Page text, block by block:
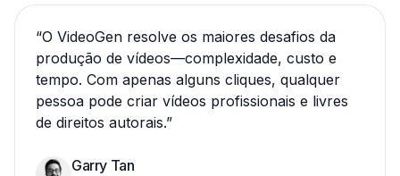
“O VideoGen resolve os maiores desafios da
produção de vídeos—complexidade, custo e
tempo. Com apenas alguns cliques, qualquer
pessoa pode criar vídeos profissionais e livres
de direitos autorais.”
Garry Tan